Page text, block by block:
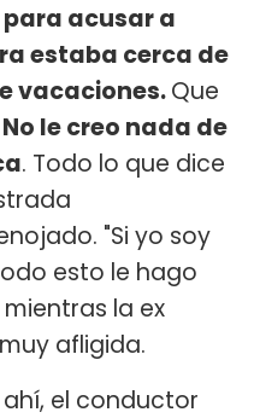
para acusar a
estaba cerca de
vacaciones.Que
No le creo nada de
. Todo lo que dice
"Si yo soy
esto le hago
la ex
afligida.
el conductor